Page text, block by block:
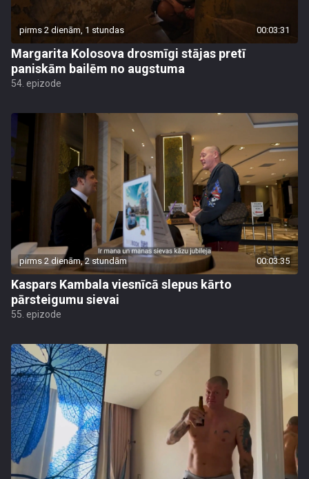
pirms 2 dienām, 1 stundas 00:03:31
Margarita Kolosova drosmīgi stājas pretī
paniskām bailēm no augstuma
54. epizode
pirms 2 dienām, 2 stundām 00:03:35
Kaspars Kambala viesnīcā slepus kārto
pārsteigumu sievai
55. epizode